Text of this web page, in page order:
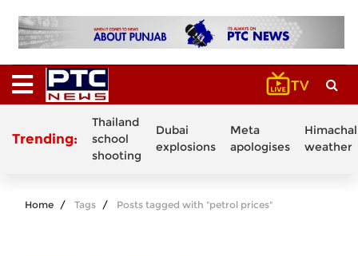
Trending:
Thailand
school
shooting
Dubai
explosions
Meta
apologises
Himachal
weather
Home Tags Posts tagged with "petrol prices"